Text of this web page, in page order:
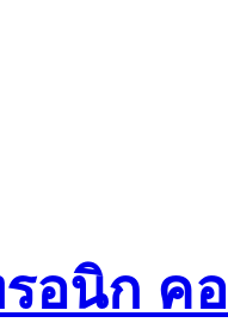
อนิก ค